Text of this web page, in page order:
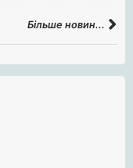
Більше новин...